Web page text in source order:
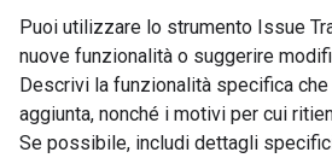
Puoi utilizzare lo strumento Issue
nuove funzionalità o suggerire
Descrivi la funzionalità specifica
aggiunta, nonché i motivi per cui
Se possibile, includi dettagli